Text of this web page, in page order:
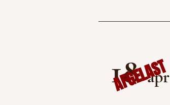
18apr
AFGELAST